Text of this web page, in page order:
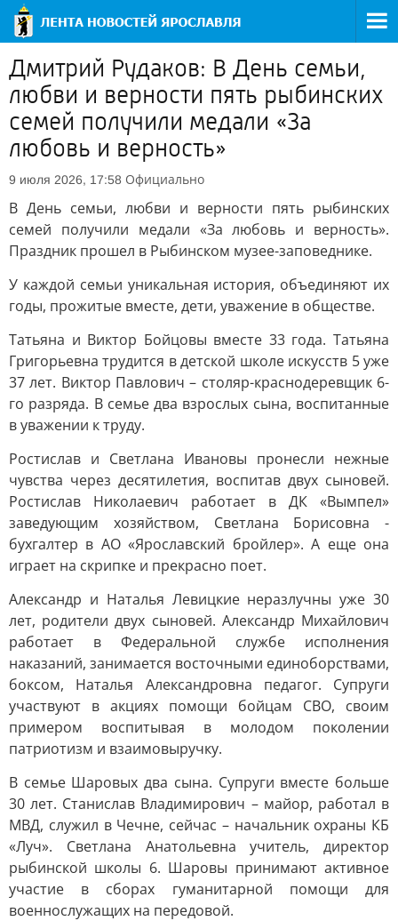
Дмитрий Рудаков: В День семьи,
любви и верности пять рыбинских
семей получили медали «За
любовь и верность»
9 июля 2026, 17:58 Официально
В День семьи, любви и верности пять рыбинских
семей получили медали «За любовь и верность».
Праздник прошел в Рыбинском музее-заповеднике.
У каждой семьи уникальная история, объединяют их
годы, прожитые вместе, дети, уважение в обществе.
Татьяна и Виктор Бойцовы вместе 33 года. Татьяна
Григорьевна трудится в детской школе искусств 5 уже
37 лет. Виктор Павлович – столяр-краснодеревщик 6-
го разряда. В семье два взрослых сына, воспитанные
в уважении к труду.
Ростислав и Светлана Ивановы пронесли нежные
чувства через десятилетия, воспитав двух сыновей.
Ростислав Николаевич работает в ДК «Вымпел»
заведующим хозяйством, Светлана Борисовна -
бухгалтер в АО «Ярославский бройлер». А еще она
играет на скрипке и прекрасно поет.
Александр и Наталья Левицкие неразлучны уже 30
лет, родители двух сыновей. Александр Михайлович
работает в Федеральной службе исполнения
наказаний, занимается восточными единоборствами,
боксом, Наталья Александровна педагог. Супруги
участвуют в акциях помощи бойцам СВО, своим
примером воспитывая в молодом поколении
патриотизм и взаимовыручку.
В семье Шаровых два сына. Супруги вместе больше
30 лет. Станислав Владимирович – майор, работал в
МВД, служил в Чечне, сейчас – начальник охраны КБ
«Луч». Светлана Анатольевна учитель, директор
рыбинской школы 6. Шаровы принимают активное
участие в сборах гуманитарной помощи для
военнослужащих на передовой.